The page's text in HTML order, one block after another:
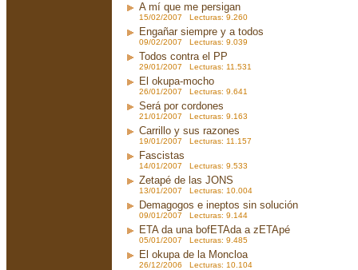
A mí que me persigan
15/02/2007 Lecturas: 9.260
Engañar siempre y a todos
09/02/2007 Lecturas: 9.039
Todos contra el PP
29/01/2007 Lecturas: 11.531
El okupa-mocho
26/01/2007 Lecturas: 9.641
Será por cordones
21/01/2007 Lecturas: 9.163
Carrillo y sus razones
19/01/2007 Lecturas: 11.157
Fascistas
14/01/2007 Lecturas: 9.533
Zetapé de las JONS
13/01/2007 Lecturas: 10.004
Demagogos e ineptos sin solución
09/01/2007 Lecturas: 9.144
ETA da una bofETAda a zETApé
05/01/2007 Lecturas: 9.485
El okupa de la Moncloa
26/12/2006 Lecturas: 10.104